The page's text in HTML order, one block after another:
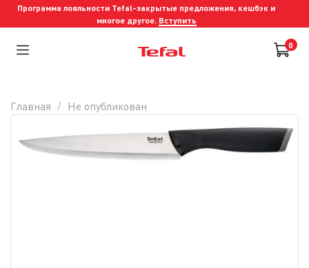
Программа лояльности Tefal-закрытые предложения, кешбэк и
многое другое. Вступить
0
Главная Не опубликован